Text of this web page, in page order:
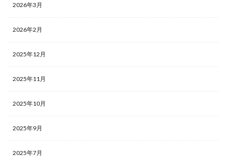
2026年3月
2026年2月
2025年12月
2025年11月
2025年10月
2025年9月
2025年7月